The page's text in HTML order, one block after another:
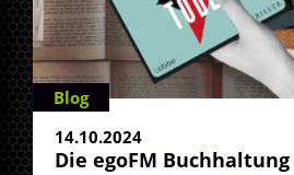
Blog
14.10.2024
Die egoFM